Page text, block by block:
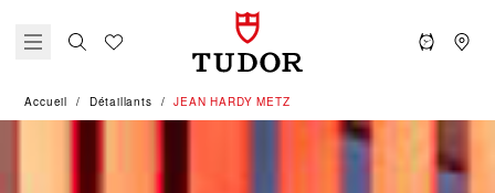
Accueil Détaillants ‭JEAN HARDY METZ‬